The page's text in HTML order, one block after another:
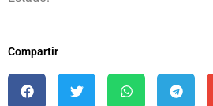
Compartir